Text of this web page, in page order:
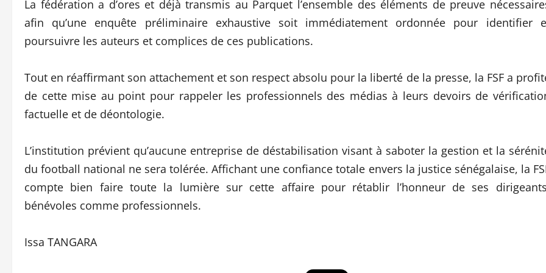
La fédération a d’ores et déjà transmis au Parquet l’ensemble des éléments de preuve
afin qu’une enquête préliminaire exhaustive soit immédiatement ordonnée pour identifier
poursuivre les auteurs et complices de ces publications.
Tout en réaffirmant son attachement et son respect absolu pour la liberté de la presse, la FSF a
de cette mise au point pour rappeler les professionnels des médias à leurs devoirs de
factuelle et de déontologie.
L’institution prévient qu’aucune entreprise de déstabilisation visant à saboter la gestion et la
du football national ne sera tolérée. Affichant une confiance totale envers la justice sénégalaise, la
compte bien faire toute la lumière sur cette affaire pour rétablir l’honneur de ses
bénévoles comme professionnels.
Issa TANGARA